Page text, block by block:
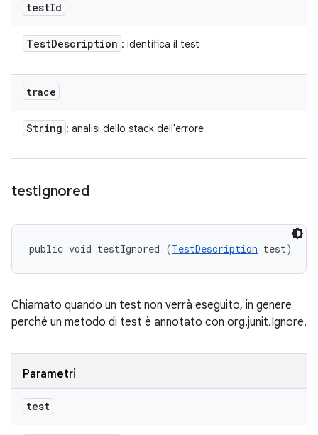
testId
TestDescription : identifica il test
trace
String : analisi dello stack dell'errore
testIgnored
public void testIgnored (TestDescription test)
Chiamato quando un test non verrà eseguito, in genere
perché un metodo di test è annotato con org.junit.Ignore.
Parametri
test